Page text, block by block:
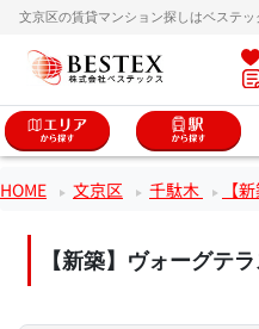
文京区の賃貸マンション探しはベステッ
HOME 文京区 千駄木 【
【新築】ヴォーグテ